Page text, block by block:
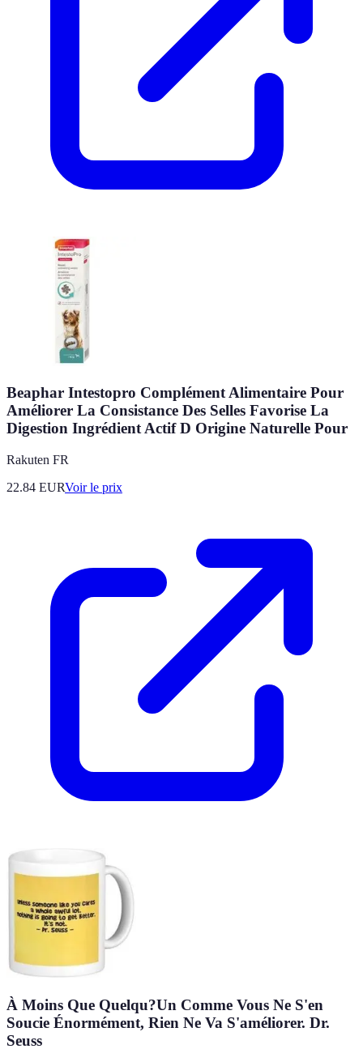
Beaphar Intestopro Complément Alimentaire Pour
Améliorer La Consistance Des Selles Favorise La
Digestion Ingrédient Actif D Origine Naturelle Pour
Rakuten FR
22.84 EURVoir le prix
À Moins Que Quelqu?Un Comme Vous Ne S'en
Soucie Énormément, Rien Ne Va S'améliorer. Dr.
Seuss